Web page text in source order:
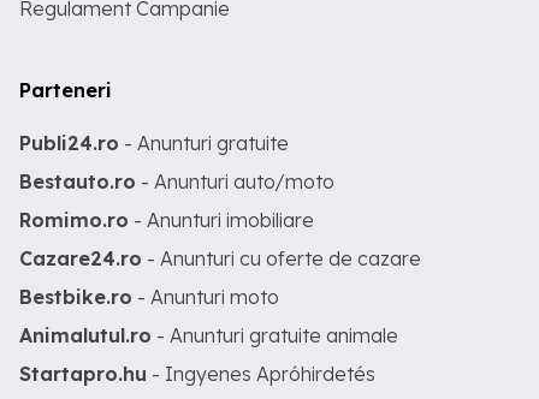
Regulament Campanie
Parteneri
Publi24.ro - Anunturi gratuite
Bestauto.ro - Anunturi auto/moto
Romimo.ro - Anunturi imobiliare
Cazare24.ro - Anunturi cu oferte de cazare
Bestbike.ro - Anunturi moto
Animalutul.ro - Anunturi gratuite animale
Startapro.hu - Ingyenes Apróhirdetés